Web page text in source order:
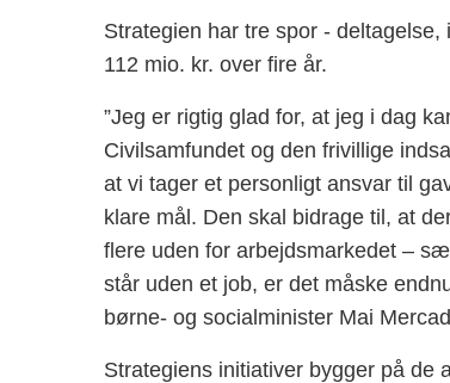
Strategien har tre spor -
112 mio. kr. over fire år.
”Jeg er rigtig glad for, at jeg i dag
Civilsamfundet og den frivillige
at vi tager et personligt ansvar til
klare mål. Den skal bidrage til, at
flere uden for arbejdsmarkedet –
står uden et job, er det måske
børne- og socialminister Mai
Strategiens initiativer bygger på de